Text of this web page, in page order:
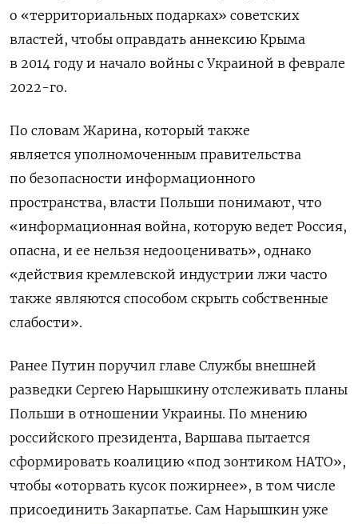
о «территориальных подарках» советских
властей, чтобы оправдать аннексию Крыма
в 2014 году и начало войны с Украиной в феврале
2022-го.
По словам Жарина, который также
является уполномоченным правительства
по безопасности информационного
пространства, власти Польши понимают, что
«информационная война, которую ведет Россия,
опасна, и ее нельзя недооценивать», однако
«действия кремлевской индустрии лжи часто
также являются способом скрыть собственные
слабости».
Ранее Путин поручил главе Службы внешней
разведки Сергею Нарышкину отслеживать планы
Польши в отношении Украины. По мнению
российского президента, Варшава пытается
сформировать коалицию «под зонтиком НАТО»,
чтобы «оторвать кусок пожирнее», в том числе
присоединить Закарпатье. Сам Нарышкин уже